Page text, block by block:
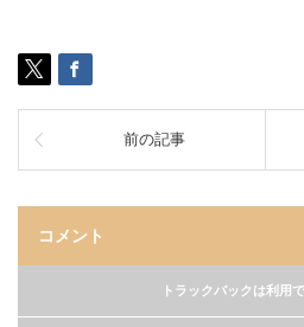
前の記事
コメント
トラックバックは利用